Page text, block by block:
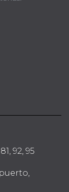
92, 95